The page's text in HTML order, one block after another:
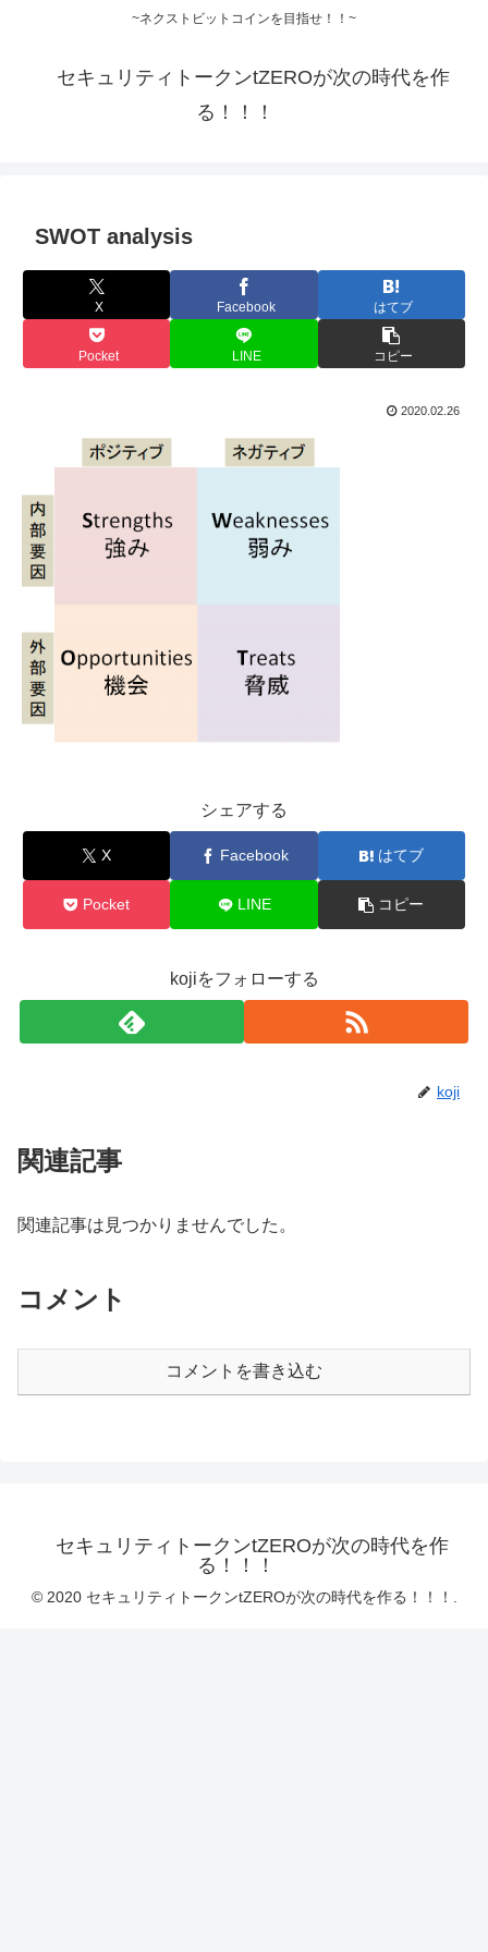
~ネクストビットコインを目指せ！！~
セキュリティトークンtZEROが次の時代を作
る！！！
SWOT analysis
X Facebook はてブ
Pocket LINE コピー
2020.02.26
シェアする
X Facebook はてブ
Pocket LINE コピー
kojiをフォローする
koji
関連記事
関連記事は見つかりませんでした。
コメント
コメントを書き込む
セキュリティトークンtZEROが次の時代を作
る！！！
© 2020 セキュリティトークンtZEROが次の時代を作る！！！.